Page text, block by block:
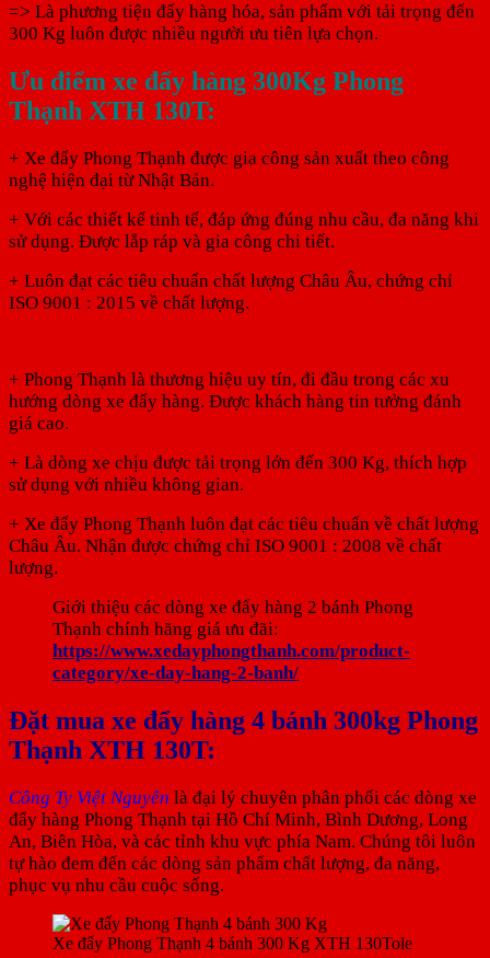
=> Là phương tiện đẩy hàng hóa, sản phẩm với tải trọng đến
300 Kg luôn được nhiều người ưu tiên lựa chọn.
Ưu điểm xe đẩy hàng 300Kg Phong
Thạnh XTH 130T:
+ Xe đẩy Phong Thạnh được gia công sản xuất theo công
nghệ hiện đại từ Nhật Bản.
+ Với các thiết kế tinh tế, đáp ứng đúng nhu cầu, đa năng khi
sử dụng. Được lắp ráp và gia công chi tiết.
+ Luôn đạt các tiêu chuẩn chất lượng Châu Âu, chứng chỉ
ISO 9001 : 2015 về chất lượng.
+ Phong Thạnh là thương hiệu uy tín, đi đầu trong các xu
hướng dòng xe đẩy hàng. Được khách hàng tin tưởng đánh
giá cao.
+ Là dòng xe chịu được tải trọng lớn đến 300 Kg, thích hợp
sử dụng với nhiều không gian.
+ Xe đẩy Phong Thạnh luôn đạt các tiêu chuẩn về chất lượng
Châu Âu. Nhận được chứng chỉ ISO 9001 : 2008 về chất
lượng.
Giới thiệu các dòng xe đẩy hàng 2 bánh Phong
Thạnh chính hãng giá ưu đãi:
https://www.xedayphongthanh.com/product-
category/xe-day-hang-2-banh/
Đặt mua xe đẩy hàng 4 bánh 300kg Phong
Thạnh XTH 130T:
Công Ty Việt Nguyên là đại lý chuyên phân phối các dòng xe
đẩy hàng Phong Thạnh tại Hồ Chí Minh, Bình Dương, Long
An, Biên Hòa, và các tỉnh khu vực phía Nam. Chúng tôi luôn
tự hào đem đến các dòng sản phẩm chất lượng, đa năng,
phục vụ nhu cầu cuộc sống.
Xe đẩy Phong Thạnh 4 bánh 300 Kg XTH 130Tole